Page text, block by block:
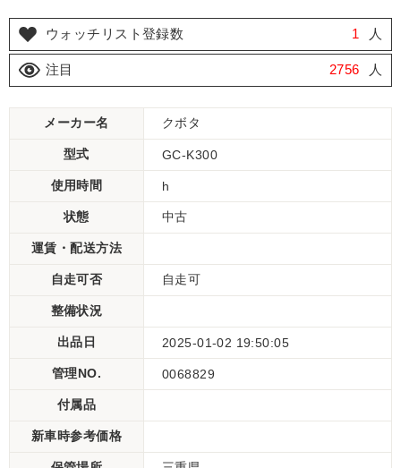
ウォッチリスト登録数 1 人
注目 2756 人
メーカー名 クボタ
型式 GC-K300
使用時間 h
状態 中古
運賃・配送方法
自走可否 自走可
整備状況
出品日 2025-01-02 19:50:05
管理NO. 0068829
付属品
新車時参考価格